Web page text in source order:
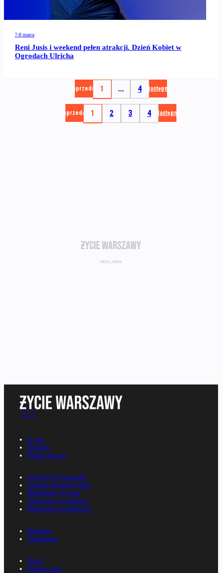
7-8 marca
Reni Jusis i weekend pełen atrakcji. Dzień Kobiet w
Ogrodach Ulricha
Poprzednia 1 ... 4 Następna
Poprzednia 1 2 3 4 Następna
O nas
Kontakt
Napisz do nas
Polityka Prywatności
Zmiana ustawień zgód
Regulamin serwisu
Informacje o nadawcy
Deklaracja dostępności
Reklama
Ogłoszenia
Rp.pl
Parkiet.com